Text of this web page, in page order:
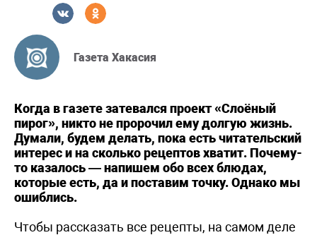
Газета Хакасия
Когда в газете затевался проект «Слоёный
пирог», никто не пророчил ему долгую жизнь.
Думали, будем делать, пока есть читательский
интерес и на сколько рецептов хватит. Почему-
то казалось — напишем обо всех блюдах,
которые есть, да и поставим точку. Однако мы
ошиблись.
Чтобы рассказать все рецепты, на самом деле